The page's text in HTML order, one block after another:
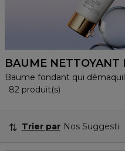
BAUME
Baume fondant qui
82 produit(s)
Trier par Nos